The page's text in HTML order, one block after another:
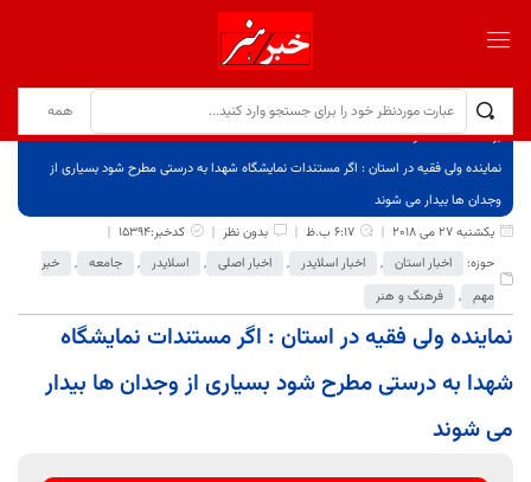
برگ نخست
نوشته‌ها
نماینده ولی فقیه در استان : اگر مستندات نمایشگاه شهدا به درستی مطرح شود بسیاری از
وجدان ها بیدار می شوند
یکشنبه 27 می 2018
6:17 ب.ظ بدون نظر
کدخبر:15394
حوزه:
اخبار استان , اخبار اسلایدر , اخبار اصلی , اسلایدر , جامعه ,
خبر
مهم , فرهنگ و هنر
نماینده ولی فقیه در استان : اگر مستندات نمایشگاه
شهدا به درستی مطرح شود بسیاری از وجدان ها بیدار
می شوند